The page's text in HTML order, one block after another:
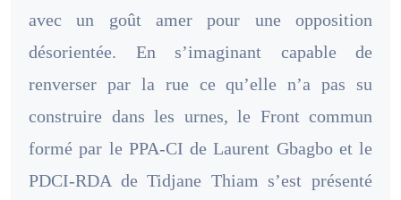
avec un goût amer pour une opposition
désorientée. En s’imaginant capable de
renverser par la rue ce qu’elle n’a pas su
construire dans les urnes, le Front commun
formé par le PPA-CI de Laurent Gbagbo et le
PDCI-RDA de Tidjane Thiam s’est présenté